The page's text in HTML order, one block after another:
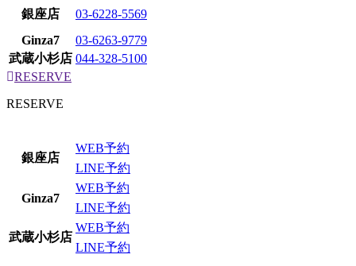
銀座店
03-6228-5569
Ginza7
03-6263-9779
武蔵小杉店 044-328-5100
RESERVE
RESERVE
銀座店
WEB予約
LINE予約
Ginza7
WEB予約
LINE予約
武蔵小杉店
WEB予約
LINE予約